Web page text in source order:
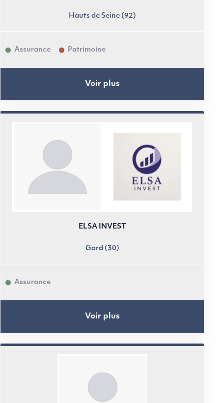
Hauts de Seine (92)
Assurance Patrimoine
Voir plus
ELSA INVEST
Gard (30)
Assurance
Voir plus